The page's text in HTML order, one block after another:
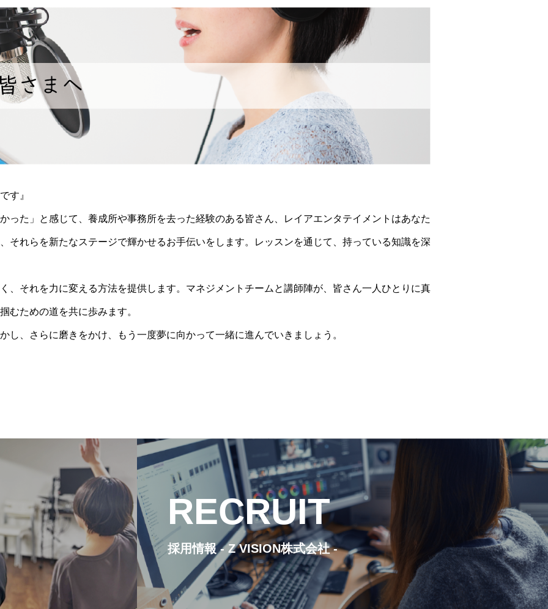
す』
った」と感じて、養成所や事務所を去った経験のある皆さん、レイアエンタテイメントはあなた
それらを新たなステージで輝かせるお手伝いをします。レッスンを通じて、持っている知識を深
、それを力に変える方法を提供します。マネジメントチームと講師陣が、皆さん一人ひとりに真
むための道を共に歩みます。
し、さらに磨きをかけ、もう一度夢に向かって一緒に進んでいきましょう。
RECRUIT
採用情報 - Z VISION株式会社 -